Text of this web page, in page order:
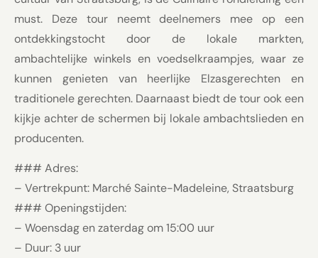
must. Deze tour neemt deelnemers mee op een
ontdekkingstocht door de lokale markten,
ambachtelijke winkels en voedselkraampjes, waar ze
kunnen genieten van heerlijke Elzasgerechten en
traditionele gerechten. Daarnaast biedt de tour ook een
kijkje achter de schermen bij lokale ambachtslieden en
producenten.
### Adres:
– Vertrekpunt: Marché Sainte-Madeleine, Straatsburg
### Openingstijden:
– Woensdag en zaterdag om 15:00 uur
– Duur: 3 uur